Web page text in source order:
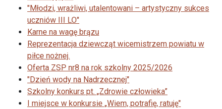
"Młodzi, wrażliwi, utalentowani – artystyczny sukces
uczniów III LO"
Karne na wagę brązu
Reprezentacja dziewcząt wicemistrzem powiatu w
piłce nożnej.
Oferta ZSP nr8 na rok szkolny 2025/2026
"Dzień wody na Nadrzecznej"
Szkolny konkurs pt. „Zdrowie człowieka”
I miejsce w konkursie „Wiem, potrafię, ratuję"